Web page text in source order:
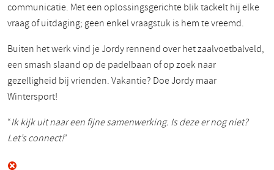
communicatie. Met een oplossingsgerichte blik tackelt hij elke
vraag of uitdaging; geen enkel vraagstuk is hem te vreemd.
Buiten het werk vind je Jordy rennend over het zaalvoetbalveld,
een smash slaand op de padelbaan of op zoek naar
gezelligheid bij vrienden. Vakantie? Doe Jordy maar
Wintersport!
“Ik kijk uit naar een fijne samenwerking. Is deze er nog niet?
Let’s connect!”